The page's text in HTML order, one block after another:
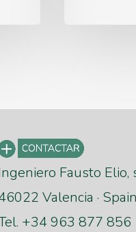
Fausto Elio,
Valencia · Spain
+34 963 877 856